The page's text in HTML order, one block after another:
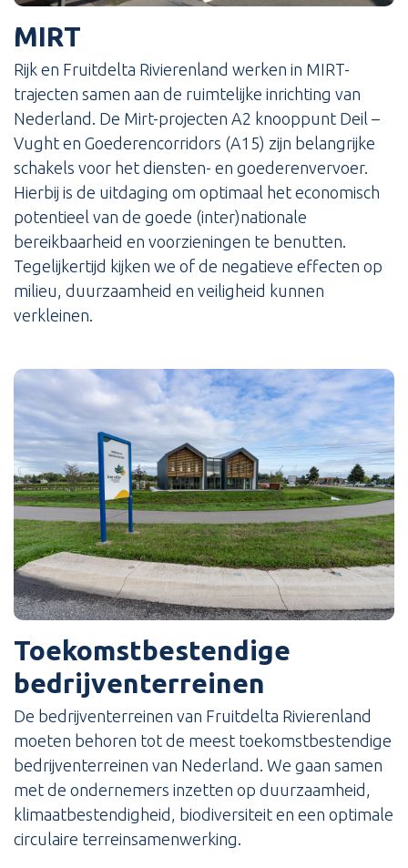
MIRT
Rijk en Fruitdelta Rivierenland werken in MIRT-
trajecten samen aan de ruimtelijke inrichting van
Nederland. De Mirt-projecten A2 knooppunt Deil –
Vught en Goederencorridors (A15) zijn belangrijke
schakels voor het diensten- en goederenvervoer.
Hierbij is de uitdaging om optimaal het economisch
potentieel van de goede (inter)nationale
bereikbaarheid en voorzieningen te benutten.
Tegelijkertijd kijken we of de negatieve effecten op
milieu, duurzaamheid en veiligheid kunnen
verkleinen.
Toekomstbestendige
bedrijventerreinen
De bedrijventerreinen van Fruitdelta Rivierenland
moeten behoren tot de meest toekomstbestendige
bedrijventerreinen van Nederland. We gaan samen
met de ondernemers inzetten op duurzaamheid,
klimaatbestendigheid, biodiversiteit en een optimale
circulaire terreinsamenwerking.